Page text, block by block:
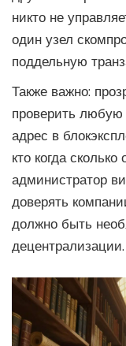
никто не
один узел
поддельную
Также важно:
проверить любую
адрес в
кто когда
администратор
доверять
должно быть
децентрализации.